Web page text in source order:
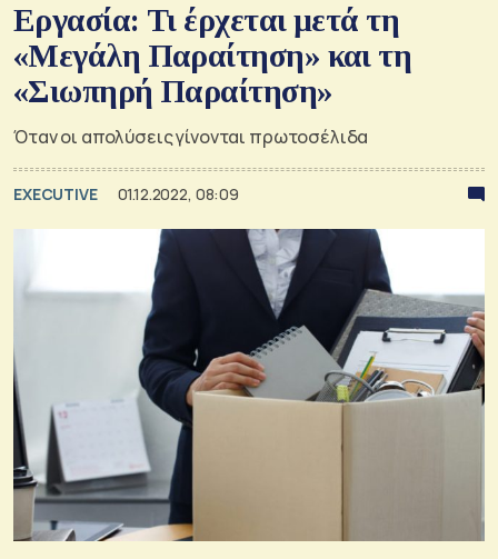
Εργασία: Τι έρχεται μετά τη
«Μεγάλη Παραίτηση» και τη
«Σιωπηρή Παραίτηση»
Όταν οι απολύσεις γίνονται πρωτοσέλιδα
EXECUTIVE 01.12.2022, 08:09